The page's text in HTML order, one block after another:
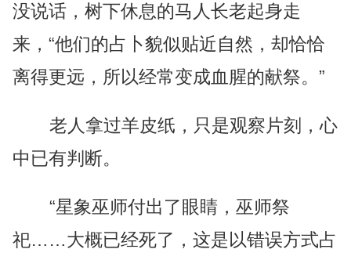
没说话，树下休息的马人长老起身走
来，“他们的占卜貌似贴近自然，却恰恰
离得更远，所以经常变成血腥的献祭。”
老人拿过羊皮纸，只是观察片刻，心
中已有判断。
“星象巫师付出了眼睛，巫师祭
祀……大概已经死了，这是以错误方式占